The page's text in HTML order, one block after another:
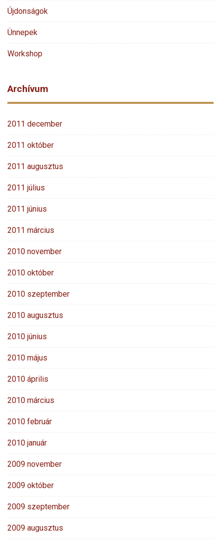
Újdonságok
Ünnepek
Workshop
Archívum
2011 december
2011 október
2011 augusztus
2011 július
2011 június
2011 március
2010 november
2010 október
2010 szeptember
2010 augusztus
2010 június
2010 május
2010 április
2010 március
2010 február
2010 január
2009 november
2009 október
2009 szeptember
2009 augusztus